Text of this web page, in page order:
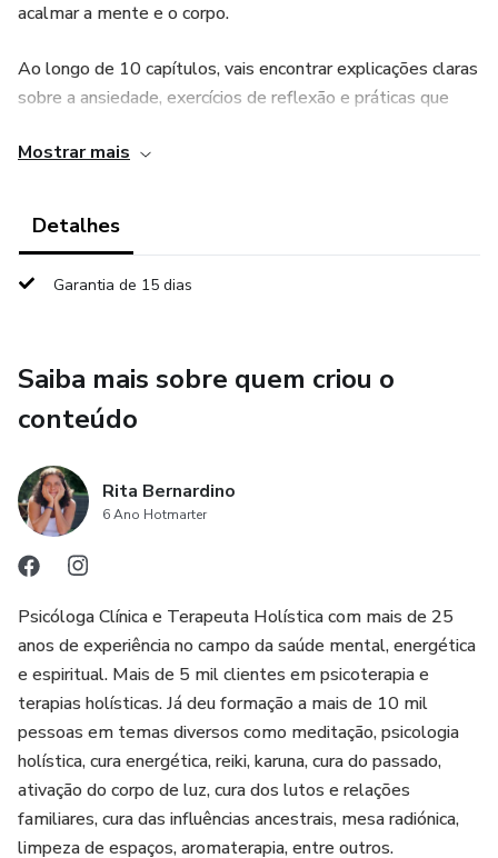
acalmar a mente e o corpo.
Ao longo de 10 capítulos, vais encontrar explicações claras
sobre a ansiedade, exercícios de reflexão e práticas que
emocional e desenvolver uma relação mais equilibrada
Escrito por Rita Bernardino, Psicóloga Clínica com mais de
psicológico com exercícios acessíveis que te ajudam a
Neste diário vais aprender a:
• Reconhecer os sinais físicos, emocionais e
comportamentais da ansiedade
• Identificar padrões de pensamento que alimentam a
preocupação
• Utilizar exercícios simples de respiração e regulação
emocional
• Desenvolver hábitos de maior calma e clareza mental
• Usar a escrita como ferramenta de autoconhecimento e
organização emocional
Mostrar mais
Detalhes
Garantia de 15 dias
Saiba mais sobre quem criou o
conteúdo
Rita Bernardino
6 Ano Hotmarter
Psicóloga Clínica e Terapeuta Holística com mais de 25
anos de experiência no campo da saúde mental, energética
e espiritual. Mais de 5 mil clientes em psicoterapia e
terapias holísticas. Já deu formação a mais de 10 mil
pessoas em temas diversos como meditação, psicologia
holística, cura energética, reiki, karuna, cura do passado,
ativação do corpo de luz, cura dos lutos e relações
familiares, cura das influências ancestrais, mesa radiónica,
limpeza de espaços, aromaterapia, entre outros.